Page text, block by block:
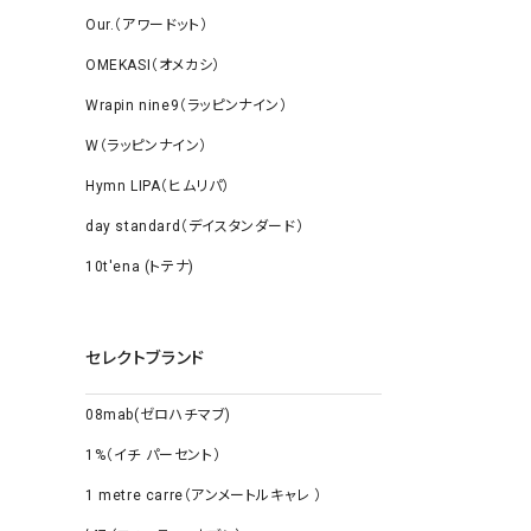
Our.（アワードット）
OMEKASI（オメカシ）
Wrapin nine9（ラッピンナイン）
W（ラッピンナイン）
Hymn LIPA（ヒムリパ）
day standard（デイスタンダード）
10t'ena (トテナ)
セレクトブランド
08mab(ゼロハチマブ)
1%（イチ パーセント）
1 metre carre（アンメートルキャレ ）